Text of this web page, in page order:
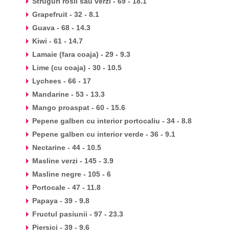
Grapefruit - 32 - 8.1
Guava - 68 - 14.3
Kiwi - 61 - 14.7
Lamaie (fara coaja) - 29 - 9.3
Lime (cu coaja) - 30 - 10.5
Lychees - 66 - 17
Mandarine - 53 - 13.3
Mango proaspat - 60 - 15.6
Pepene galben cu interior portocaliu - 34 - 8.8
Pepene galben cu interior verde - 36 - 9.1
Nectarine - 44 - 10.5
Masline verzi - 145 - 3.9
Masline negre - 105 - 6
Portocale - 47 - 11.8
Papaya - 39 - 9.8
Fructul pasiunii - 97 - 23.3
Piersici - 39 - 9.6